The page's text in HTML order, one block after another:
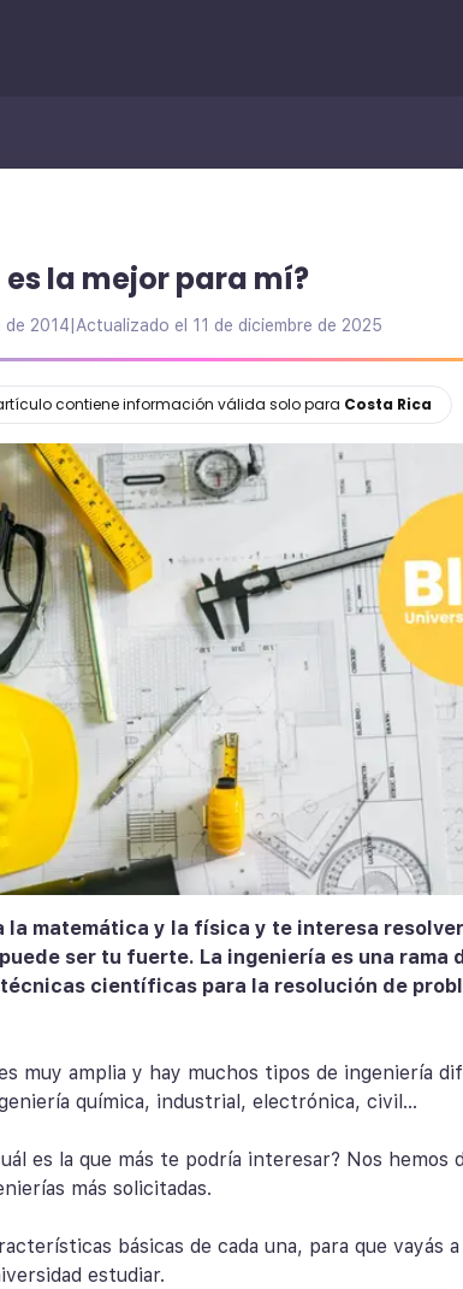
la mejor para mí?
de 2014 Actualizado el 11 de diciembre de 2025
contiene información válida solo para Costa Rica
la matemática y la física y te interesa
ser tu fuerte. La ingeniería es una rama
científicas para la resolución de
muy amplia y hay muchos tipos de ingeniería
química, industrial, electrónica, civil…
es la que más te podría interesar? Nos hemos
más solicitadas.
básicas de cada una, para que vayás
estudiar.